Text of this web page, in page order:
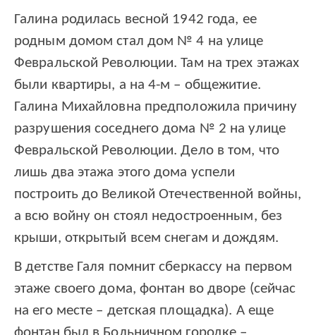
Галина родилась весной 1942 года, ее
родным домом стал дом № 4 на улице
Февральской Революции. Там на трех этажах
были квартиры, а на 4-м – общежитие.
Галина Михайловна предположила причину
разрушения соседнего дома № 2 на улице
Февральской Революции. Дело в том, что
лишь два этажа этого дома успели
построить до Великой Отечественной войны,
а всю войну он стоял недостроенным, без
крыши, открытый всем снегам и дождям.
В детстве Галя помнит сберкассу на первом
этаже своего дома, фонтан во дворе (сейчас
на его месте – детская площадка). А еще